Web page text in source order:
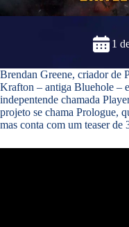
1
Brendan Greene, criador de
Krafton – antiga Bluehole –
indepentende chamada
projeto se chama Prologue,
mas conta com um teaser